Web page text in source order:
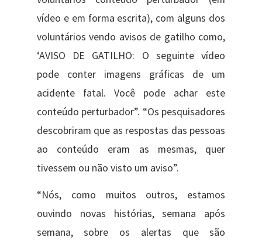
vídeo e em forma escrita), com alguns dos
voluntários vendo avisos de gatilho como,
‘AVISO DE GATILHO: O seguinte vídeo
pode conter imagens gráficas de um
acidente fatal. Você pode achar este
conteúdo perturbador”. “Os pesquisadores
descobriram que as respostas das pessoas
ao conteúdo eram as mesmas, quer
tivessem ou não visto um aviso”.
“Nós, como muitos outros, estamos
ouvindo novas histórias, semana após
semana, sobre os alertas que são